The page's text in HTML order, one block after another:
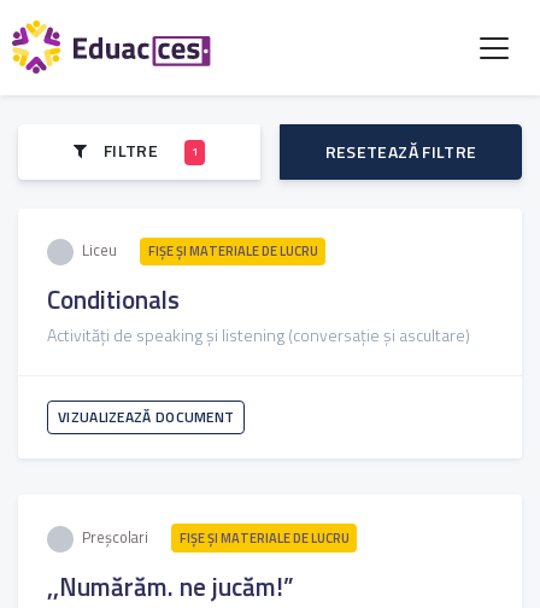
FILTRE 1 RESETEAZĂ FILTRE
Liceu FIŞE ŞI MATERIALE DE LUCRU
Conditionals
Activități de speaking și listening (conversație și ascultare)
VIZUALIZEAZĂ DOCUMENT
Preșcolari FIŞE ŞI MATERIALE DE LUCRU
,,Numărăm. ne jucăm!”